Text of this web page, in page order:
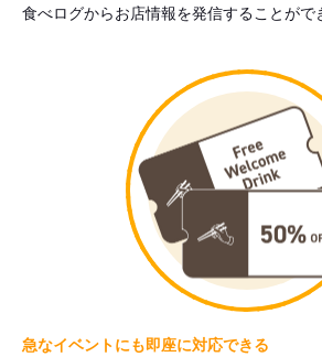
食べログからお店情報を発信することがで
急なイベントにも即座に対応できる